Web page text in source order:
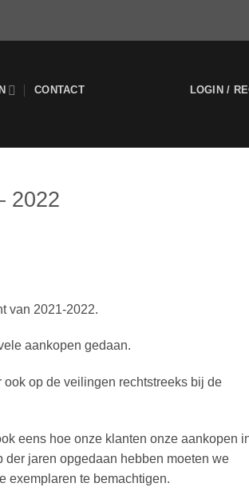
CONTACT LOGIN /
2022
van 2021-2022.
aankopen gedaan.
op de veilingen rechtstreeks bij de
eens hoe onze klanten onze aankopen
der jaren opgedaan hebben moeten we
exemplaren te bemachtigen.